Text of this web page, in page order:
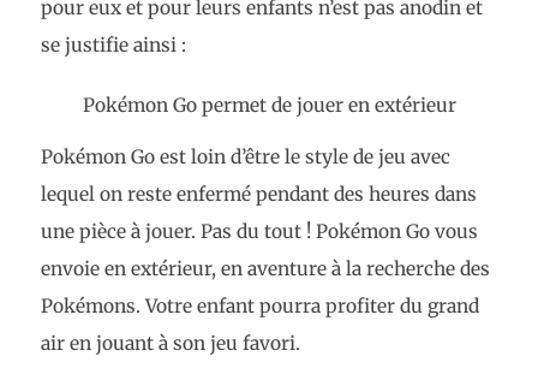
pour eux et pour leurs enfants n’est pas anodin et
se justifie ainsi :
Pokémon Go permet de jouer en extérieur
Pokémon Go est loin d’être le style de jeu avec
lequel on reste enfermé pendant des heures dans
une pièce à jouer. Pas du tout ! Pokémon Go vous
envoie en extérieur, en aventure à la recherche des
Pokémons. Votre enfant pourra profiter du grand
air en jouant à son jeu favori.